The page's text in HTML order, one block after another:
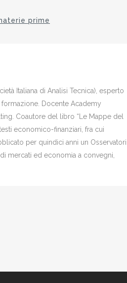
prime
Italiana di Analisi Tecnica), esperto
Docente Academy
Coautore del libro “Le Mappe del
economico-finanziari, fra cui
per quindici anni un
mercati ed economia a convegni,